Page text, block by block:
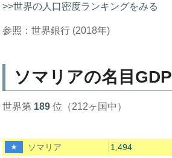
>>世界の人口密度ランキングをみる
参照：世界銀行 (2018年)
ソマリアの名目GDP
世界第 189 位（212ヶ国中）
ソマリア
1,494